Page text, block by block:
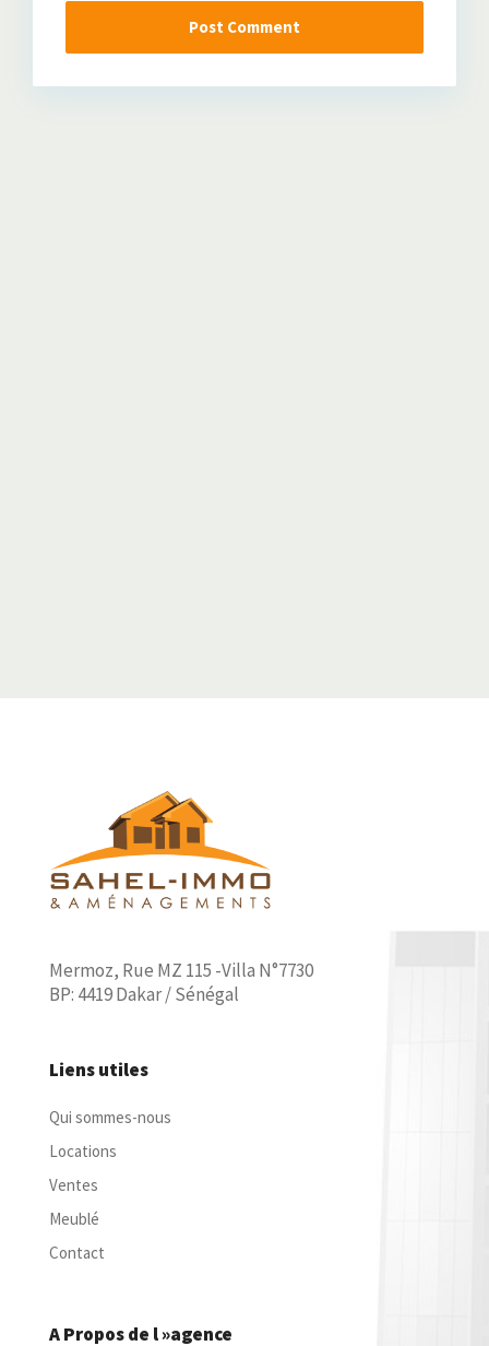
Mermoz, Rue MZ 115 -Villa N°7730
BP: 4419 Dakar / Sénégal
Liens utiles
Qui sommes-nous
Locations
Ventes
Meublé
Contact
A Propos de l »agence